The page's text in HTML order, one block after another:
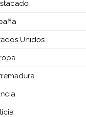
Unidos